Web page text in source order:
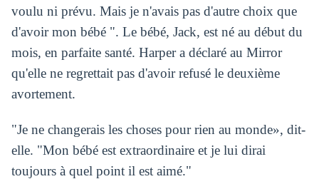
voulu ni prévu. Mais je n'avais pas d'autre choix que
d'avoir mon bébé ". Le bébé, Jack, est né au début du
mois, en parfaite santé. Harper a déclaré au Mirror
qu'elle ne regrettait pas d'avoir refusé le deuxième
avortement.
"Je ne changerais les choses pour rien au monde», dit-
elle. "Mon bébé est extraordinaire et je lui dirai
toujours à quel point il est aimé."